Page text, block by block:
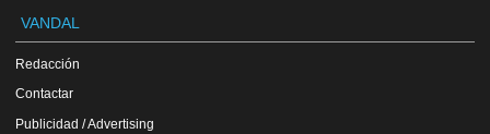
VANDAL
Redacción
Contactar
Publicidad / Advertising